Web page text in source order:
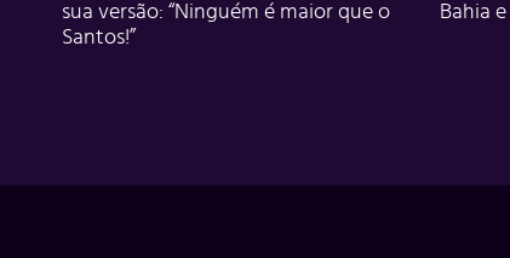
sua versão: “Ninguém é maior que o
Santos!”
Bahia